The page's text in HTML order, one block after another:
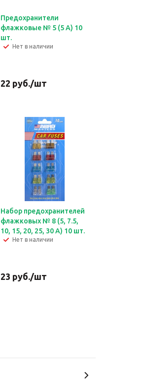
Предохранители
флажковые № 5 (5 А) 10
шт.
Нет в наличии
22 руб./шт
Набор предохранителей
флажковых № 8 (5, 7.5,
10, 15, 20, 25, 30 А) 10 шт.
Нет в наличии
23 руб./шт